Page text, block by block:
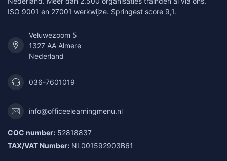
ISO 9001 en 27001 werkwijze. Springest score 9,1.
Veluwezoom 5
1327 AA Almere
Nederland
036-7601019
info@officeelearningmenu.nl
COC number: 52818837
TAX/VAT Number: NL001592903B61